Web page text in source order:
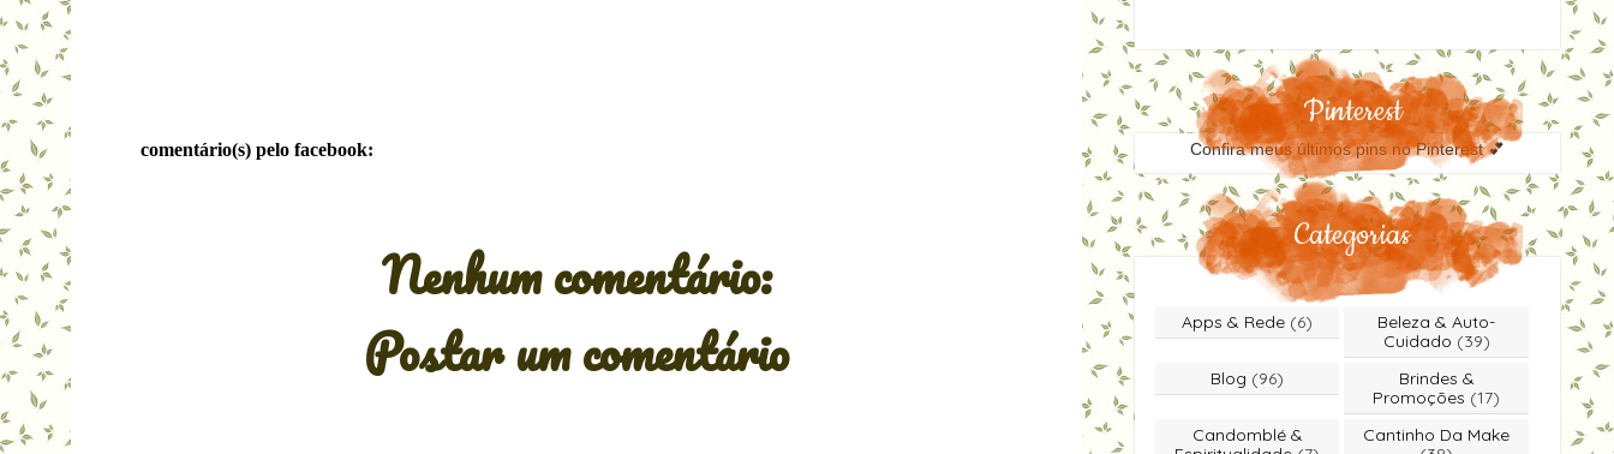
comentário(s) pelo facebook:
Nenhum comentário:
Postar um comentário
Pinterest
Confira meus últimos pins no Pinterest 💕
Categorias
Apps & Rede (6)
Beleza & Auto-
Cuidado (39)
Blog (96)
Brindes &
Promoções (17)
Candomblé &
Cantinho Da Make